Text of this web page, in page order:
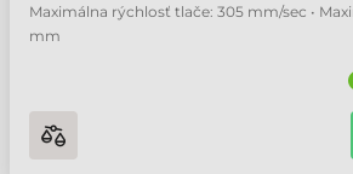
Maximálna rýchlosť tlače: 305 mm/sec •
mm